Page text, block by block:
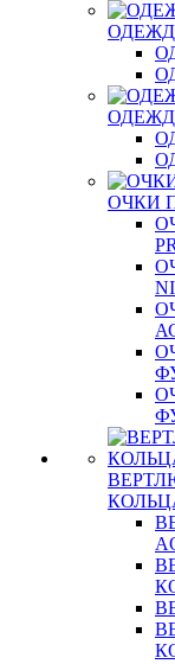
ОЧКИ